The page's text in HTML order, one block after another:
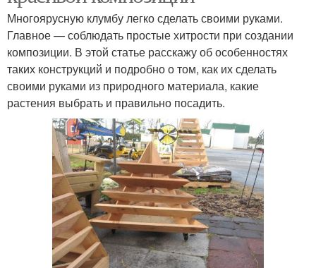
Многоярусную клумбу легко сделать своими руками.
Главное — соблюдать простые хитрости при создании
композиции. В этой статье расскажу об особенностях
таких конструкций и подробно о том, как их сделать
своими руками из природного материала, какие
растения выбрать и правильно посадить.